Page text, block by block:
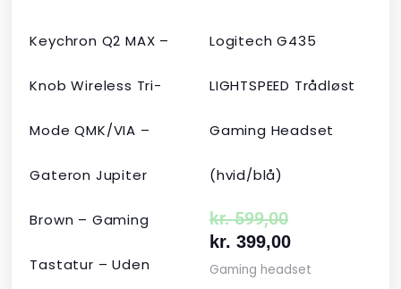
Keychron Q2 MAX –
Knob Wireless Tri-
Mode QMK/VIA –
Gateron Jupiter
Brown – Gaming
Tastatur – Uden
Logitech G435
LIGHTSPEED Trådløst
Gaming Headset
(hvid/blå)
kr.599,00
kr. 399,00
Gaming headset